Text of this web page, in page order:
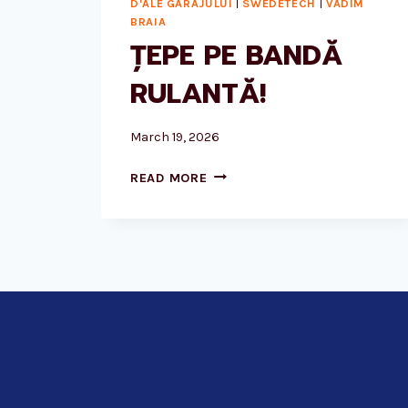
D'ALE GARAJULUI | SWEDETECH | VADIM
BRAIA
ȚEPE PE BANDĂ
RULANTĂ!
March 19, 2026
READ MORE ȚEPE